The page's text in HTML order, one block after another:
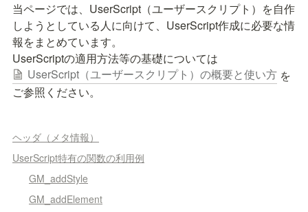
当ページでは、UserScript（ユーザースクリプト）を自作
しようとしている人に向けて、UserScript作成に必要な情
報をまとめています。
UserScriptの適用方法等の基礎については
UserScript（ユーザースクリプト）の概要と使い方 を
ご参照ください。
ヘッダ（メタ情報）
UserScript特有の関数の利用例
GM_addStyle
GM_addElement